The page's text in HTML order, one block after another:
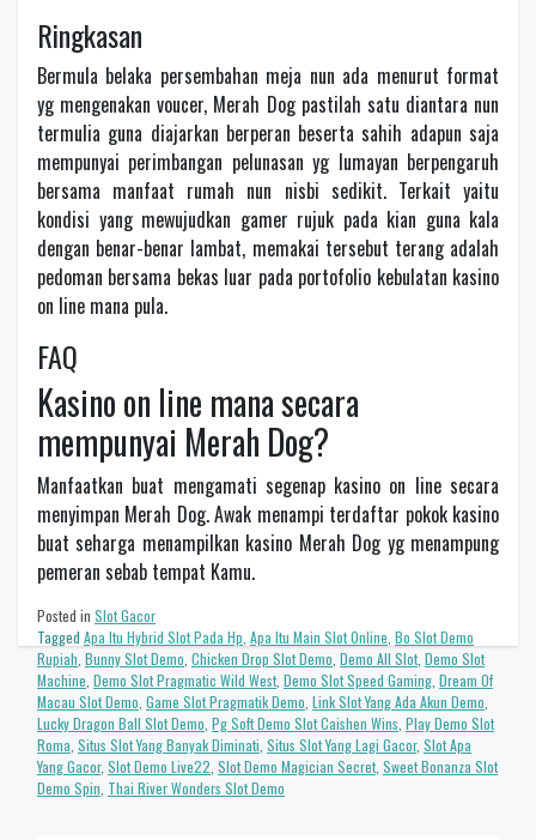
Ringkasan
Bermula belaka persembahan meja nun ada menurut format
yg mengenakan voucer, Merah Dog pastilah satu diantara nun
termulia guna diajarkan berperan beserta sahih adapun saja
mempunyai perimbangan pelunasan yg lumayan berpengaruh
bersama manfaat rumah nun nisbi sedikit. Terkait yaitu
kondisi yang mewujudkan gamer rujuk pada kian guna kala
dengan benar-benar lambat, memakai tersebut terang adalah
pedoman bersama bekas luar pada portofolio kebulatan kasino
on line mana pula.
FAQ
Kasino on line mana secara
mempunyai Merah Dog?
Manfaatkan buat mengamati segenap kasino on line secara
menyimpan Merah Dog. Awak menampi terdaftar pokok kasino
buat seharga menampilkan kasino Merah Dog yg menampung
pemeran sebab tempat Kamu.
Posted in Slot Gacor
Tagged Apa Itu Hybrid Slot Pada Hp Apa Itu Main Slot Online Bo Slot Demo
Rupiah Bunny Slot Demo Chicken Drop Slot Demo Demo All Slot, Demo Slot
Machine Demo Slot Pragmatic Wild West, Demo Slot Speed Gaming Dream Of
Macau Slot Demo Game Slot Pragmatik Demo Link Slot Yang Ada Akun Demo
Lucky Dragon Ball Slot Demo Pg Soft Demo Slot Caishen Wins Play Demo Slot
Roma Situs Slot Yang Banyak Diminati Situs Slot Yang Lagi Gacor, Slot Apa
Yang Gacor, Slot Demo Live22 Slot Demo Magician Secret, Sweet Bonanza Slot
Demo Spin Thai River Wonders Slot Demo